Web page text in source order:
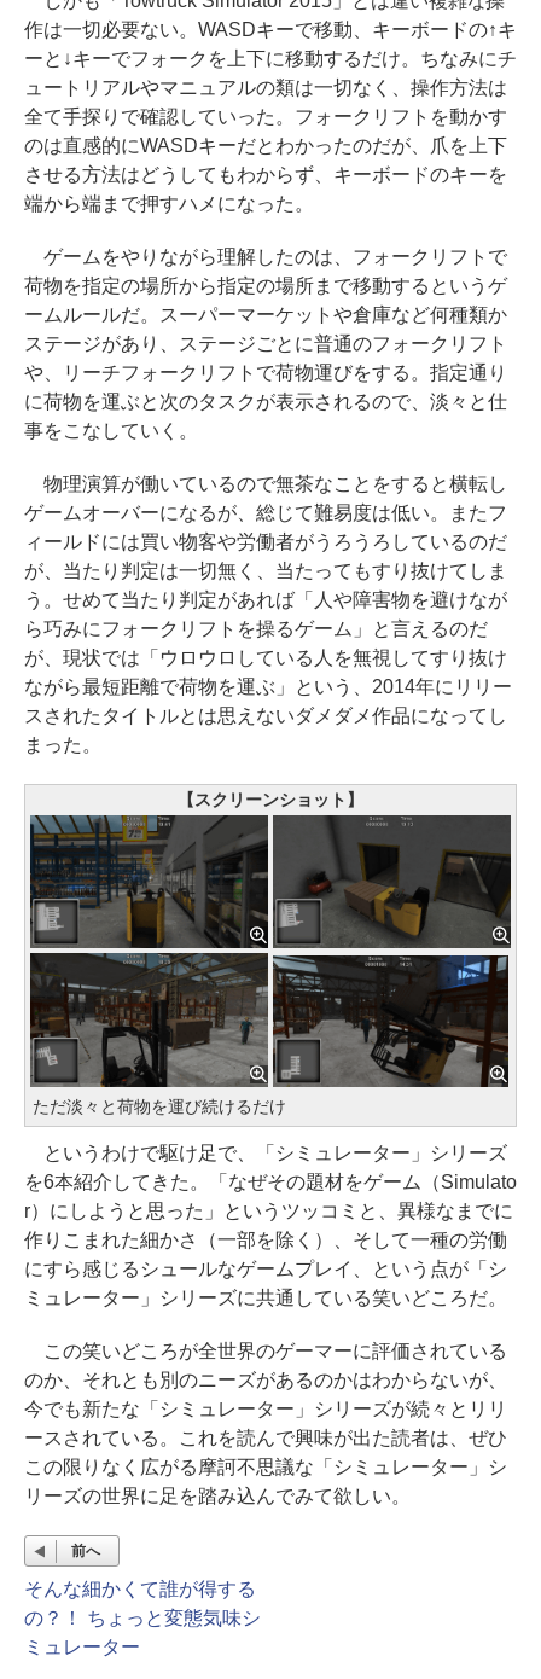
作は一切必要ない。WASDキーで移動、キーボードの↑キ
ーと↓キーでフォークを上下に移動するだけ。ちなみにチ
ュートリアルやマニュアルの類は一切なく、操作方法は
全て手探りで確認していった。フォークリフトを動かす
のは直感的にWASDキーだとわかったのだが、爪を上下
させる方法はどうしてもわからず、キーボードのキーを
端から端まで押すハメになった。
ゲームをやりながら理解したのは、フォークリフトで
荷物を指定の場所から指定の場所まで移動するというゲ
ームルールだ。スーパーマーケットや倉庫など何種類か
ステージがあり、ステージごとに普通のフォークリフト
や、リーチフォークリフトで荷物運びをする。指定通り
に荷物を運ぶと次のタスクが表示されるので、淡々と仕
事をこなしていく。
物理演算が働いているので無茶なことをすると横転し
ゲームオーバーになるが、総じて難易度は低い。またフ
ィールドには買い物客や労働者がうろうろしているのだ
が、当たり判定は一切無く、当たってもすり抜けてしま
う。せめて当たり判定があれば「人や障害物を避けなが
ら巧みにフォークリフトを操るゲーム」と言えるのだ
が、現状では「ウロウロしている人を無視してすり抜け
ながら最短距離で荷物を運ぶ」という、2014年にリリー
スされたタイトルとは思えないダメダメ作品になってし
まった。
【スクリーンショット】
ただ淡々と荷物を運び続けるだけ
というわけで駆け足で、「シミュレーター」シリーズ
を6本紹介してきた。「なぜその題材をゲーム（Simulato
r）にしようと思った」というツッコミと、異様なまでに
作りこまれた細かさ（一部を除く）、そして一種の労働
にすら感じるシュールなゲームプレイ、という点が「シ
ミュレーター」シリーズに共通している笑いどころだ。
この笑いどころが全世界のゲーマーに評価されている
のか、それとも別のニーズがあるのかはわからないが、
今でも新たな「シミュレーター」シリーズが続々とリリ
ースされている。これを読んで興味が出た読者は、ぜひ
この限りなく広がる摩訶不思議な「シミュレーター」シ
リーズの世界に足を踏み込んでみて欲しい。
前へ
そんな細かくて誰が得する
の？！ ちょっと変態気味シ
ミュレーター